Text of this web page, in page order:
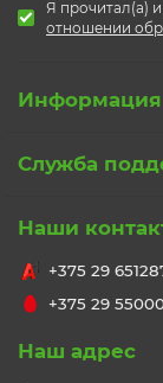
Я прочитал(а)
отношении
Информация
Служба
Наши
+375 29
+375 29
Наш адрес